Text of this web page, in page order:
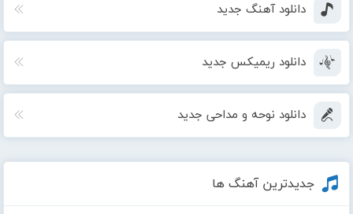
دانلود آهنگ جدید
دانلود ریمیکس جدید
دانلود نوحه و مداحی جدید
جدیدترین آهنگ ها